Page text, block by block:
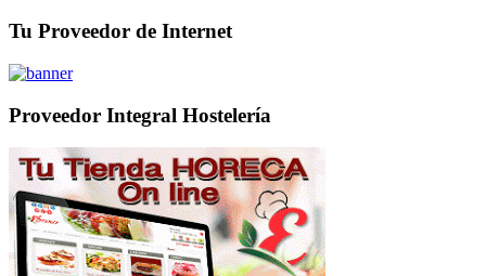
Tu Proveedor de Internet
Proveedor Integral Hostelería